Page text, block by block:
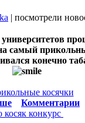
| посмотрели
самый
конечно
Комментарии
косяк конкурс